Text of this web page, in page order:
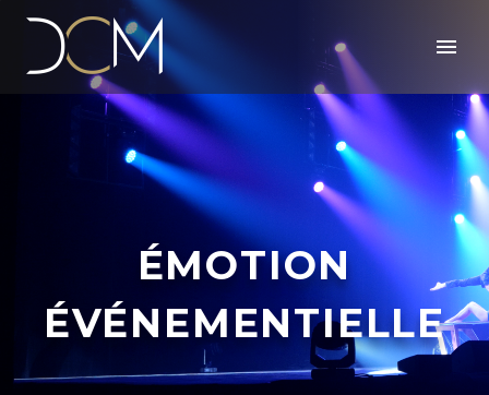
ÉMOTION
ÉVÉNEMENTIELLE